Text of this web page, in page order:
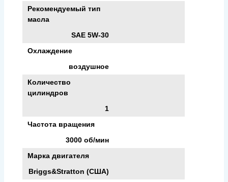
Рекомендуемый тип
масла
SAE 5W-30
Охлаждение
воздушное
Количество
цилиндров
1
Частота вращения
3000 об/мин
Марка двигателя
Briggs&Stratton (США)